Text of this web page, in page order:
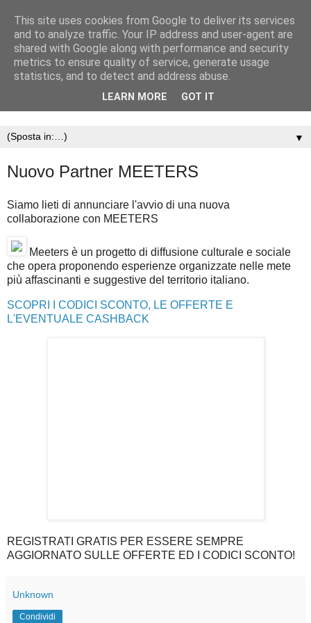
▼
Nuovo Partner MEETERS
Siamo lieti di annunciare l'avvio di una nuova
collaborazione con MEETERS
Meeters è un progetto di diffusione culturale e sociale
che opera proponendo esperienze organizzate nelle mete
più affascinanti e suggestive del territorio italiano.
SCOPRI I CODICI SCONTO, LE OFFERTE E
L'EVENTUALE CASHBACK
REGISTRATI GRATIS PER ESSERE SEMPRE
AGGIORNATO SULLE OFFERTE ED I CODICI SCONTO!
Unknown
Condividi
This site uses cookies from Google to deliver its services
and to analyze traffic. Your IP address and user-agent are
shared with Google along with performance and security
metrics to ensure quality of service, generate usage
statistics, and to detect and address abuse.
LEARN MORE GOT IT